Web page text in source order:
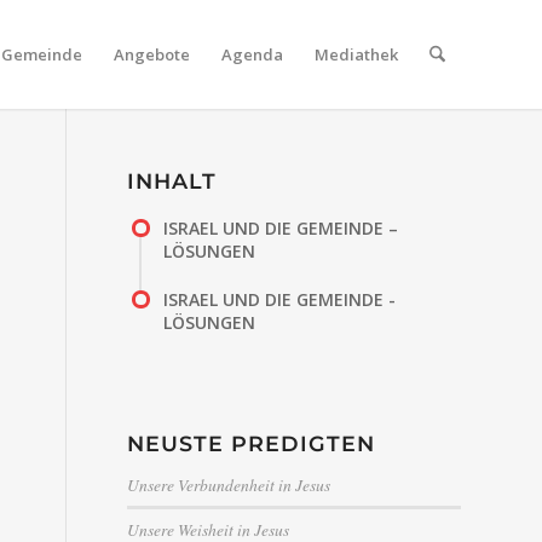
Gemeinde Angebote Agenda Mediathek
INHALT
ISRAEL UND DIE GEMEINDE –
LÖSUNGEN
ISRAEL UND DIE GEMEINDE -
LÖSUNGEN
NEUSTE PREDIGTEN
Unsere Verbundenheit in Jesus
Unsere Weisheit in Jesus